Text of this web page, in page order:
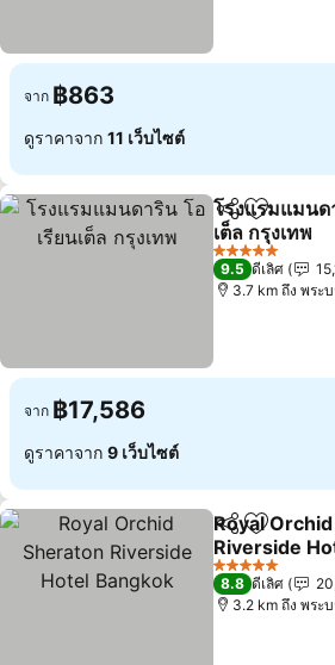
จาก ฿863
ดูราคาจาก 11 เว็บไซต์
แชร์ เพิ่มในร
โรงแรมแมนด
เต็ล กรุงเทพ
5 ดาว
9.5 ดีเลิศ
3.7 km ถึง พระ
จาก ฿17,586
ดูราคาจาก 9 เว็บไซต์
แชร์ เพิ่มในร
Royal
Riverside
5 ดาว
8.8 ดีเลิศ
3.2 km ถึง พระ